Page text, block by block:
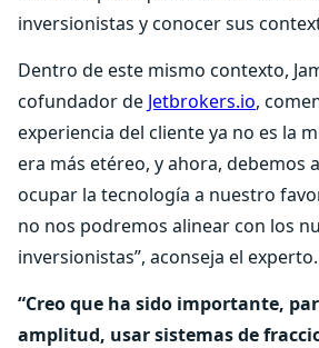
inversionistas y conocer sus
Dentro de este mismo contexto,
cofundador de Jetbrokers.io,
experiencia del cliente ya no es la
era más etéreo, y ahora, debemos
ocupar la tecnología a nuestro
no nos podremos alinear con los
inversionistas”, aconseja el experto.
“Creo que ha sido importante,
amplitud, usar sistemas de